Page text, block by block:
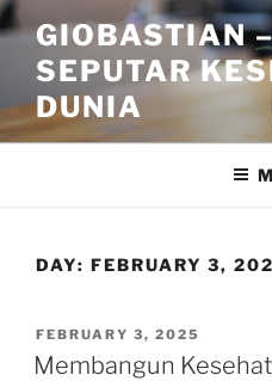
Skip
to
content
GIOBASTIAN
SEPUTAR
DUNIA
DAY: FEBRUARY 3,
POSTED
ON
FEBRUARY 3, 2025
Membangun